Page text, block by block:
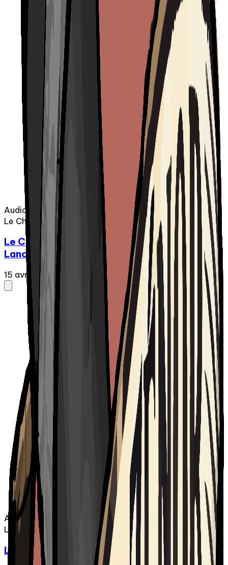
Audio
Le Chic-Zénob
Le Chic-Zénob - Épisode | 11 Spécial
Lancement Vinyllia
15 avr. 2025 38:07
Audio
Le Chic-Zénob
Le Chic-Zénob - Épisode 10 | The Matchup